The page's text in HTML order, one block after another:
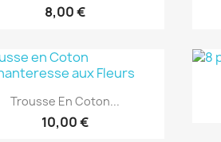
8,00 €
Aperçu rapide
Trousse En Coton...
10,00 €